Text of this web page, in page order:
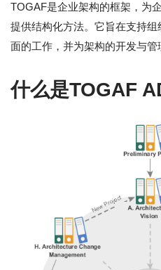
TOGAF是企业架构的框架，为
提供结构化方法。它旨在支持
面的工作，并为架构的开发与管
什么是TOGAF